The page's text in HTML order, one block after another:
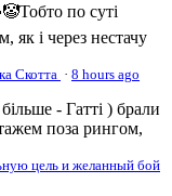
по суті
як і через нестачу
Скотта · 8 hours ago
- Гатті ) брали
поза рингом,
цель и желанный бой